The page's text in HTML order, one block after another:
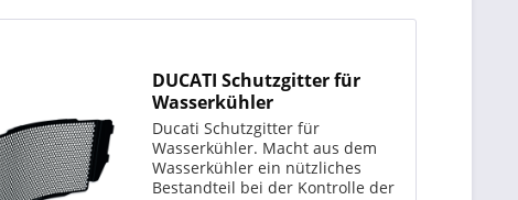
DUCATI Schutzgitter für
Wasserkühler
Ducati Schutzgitter für
Wasserkühler. Macht aus dem
Wasserkühler ein nützliches
Bestandteil bei der Kontrolle der